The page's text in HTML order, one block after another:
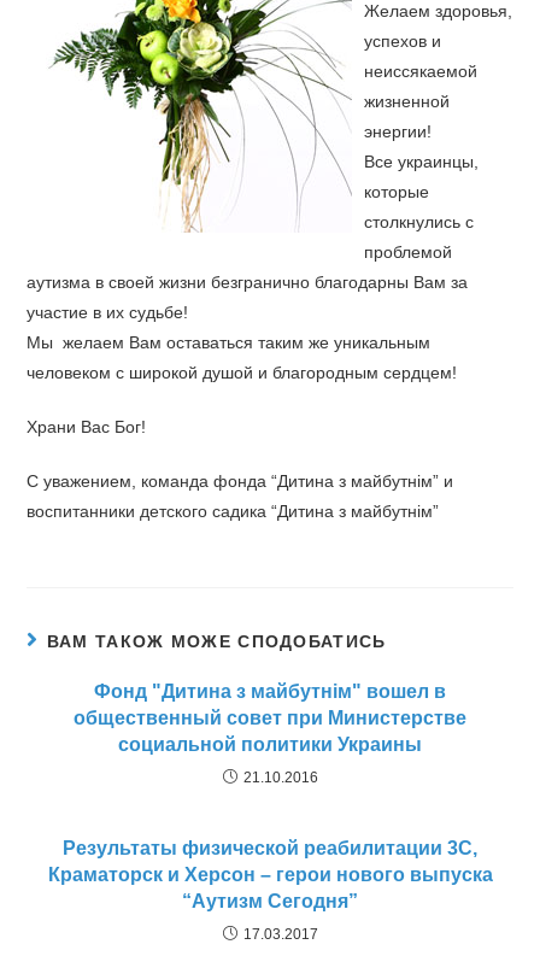
Желаем здоровья,
успехов и
неиссякаемой
жизненной
энергии!
Все украинцы,
которые
столкнулись с
проблемой
аутизма в своей жизни безгранично благодарны Вам за
участие в их судьбе!
Мы желаем Вам оставаться таким же уникальным
человеком с широкой душой и благородным сердцем!
Храни Вас Бог!
С уважением, команда фонда “Дитина з майбутнiм” и
воспитанники детского садика “Дитина з майбутнiм”
ВАМ ТАКОЖ МОЖЕ СПОДОБАТИСЬ
Фонд "Дитина з майбутнім" вошел в
общественный совет при Министерстве
социальной политики Украины
21.10.2016
Результаты физической реабилитации 3С,
Краматорск и Херсон – герои нового выпуска
“Аутизм Сегодня”
17.03.2017